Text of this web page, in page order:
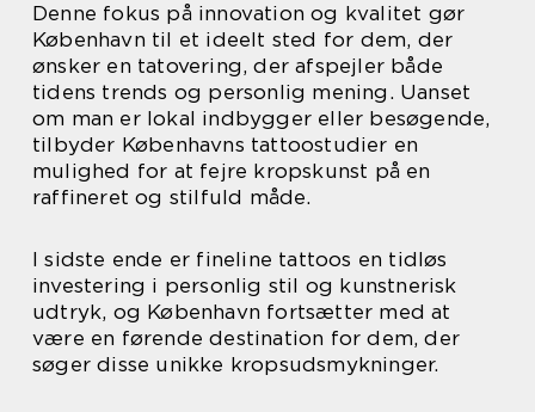
Denne fokus på innovation og kvalitet gør
København til et ideelt sted for dem, der
ønsker en tatovering, der afspejler både
tidens trends og personlig mening. Uanset
om man er lokal indbygger eller besøgende,
tilbyder Københavns tattoostudier en
mulighed for at fejre kropskunst på en
raffineret og stilfuld måde.
I sidste ende er fineline tattoos en tidløs
investering i personlig stil og kunstnerisk
udtryk, og København fortsætter med at
være en førende destination for dem, der
søger disse unikke kropsudsmykninger.